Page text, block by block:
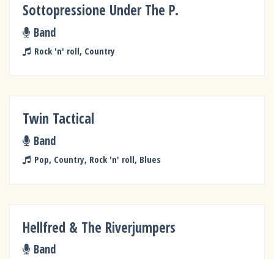
Sottopressione Under The P.
Band
Rock 'n' roll, Country
Twin Tactical
Band
Pop, Country, Rock 'n' roll, Blues
Hellfred & The Riverjumpers
Band